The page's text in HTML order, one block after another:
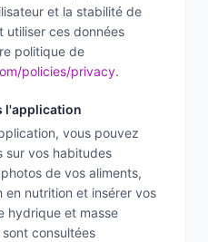
et la stabilité de
utiliser ces données
politique de
policies/privacy.
l'application
vous pouvez
sur vos habitudes
de vos aliments,
nutrition et insérer vos
hydrique et masse
consultées